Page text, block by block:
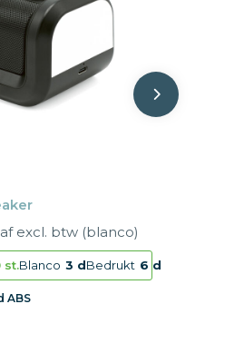
excl. btw (blanco)
st.Blanco 3 dBedrukt 6 d
ABS